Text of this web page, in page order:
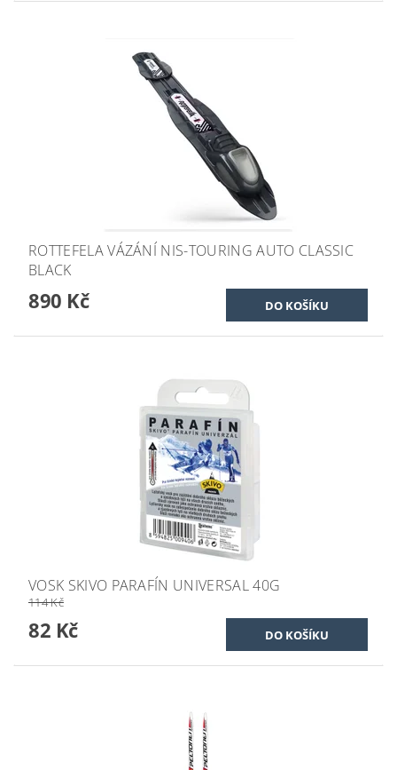
ROTTEFELA VÁZÁNÍ NIS-TOURING AUTO CLASSIC
BLACK
890 Kč
VOSK SKIVO PARAFÍN UNIVERSAL 40G
114 Kč
82 Kč